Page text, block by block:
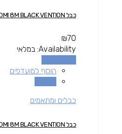
כבל HDMI 8M BLACK VENTION
₪70
Availability: במלאי
הוסף למועדפים
כבלים ומתאמים
כבל HDMI 8M BLACK VENTION